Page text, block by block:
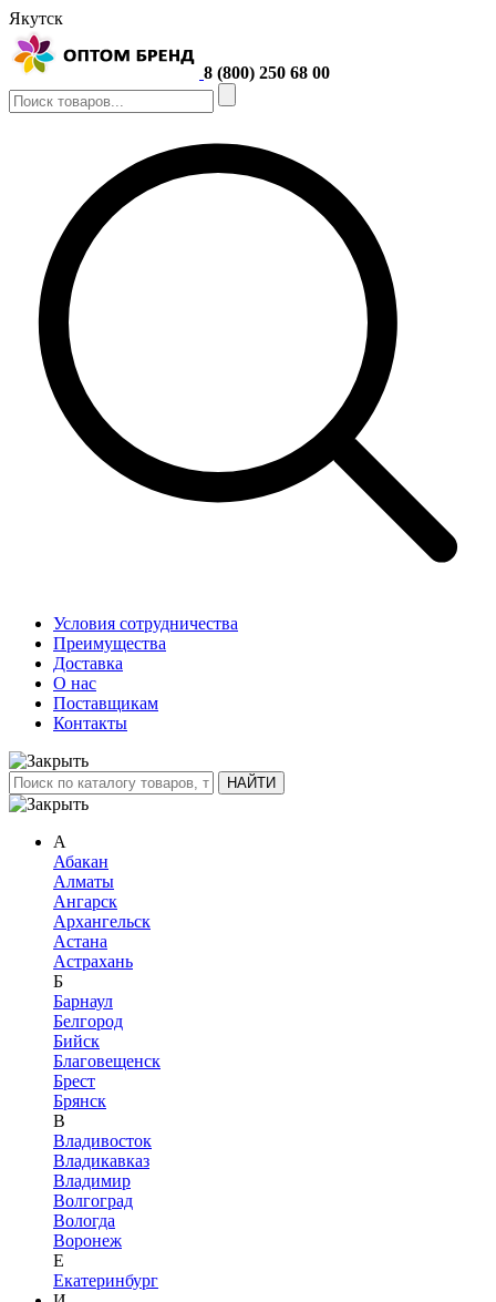
Якутск
8 (800) 250 68 00
Условия сотрудничества
Преимущества
Доставка
О нас
Поставщикам
Контакты
А
Абакан
Алматы
Ангарск
Архангельск
Астана
Астрахань
Б
Барнаул
Белгород
Бийск
Благовещенск
Брест
Брянск
В
Владивосток
Владикавказ
Владимир
Волгоград
Вологда
Воронеж
Е
Екатеринбург